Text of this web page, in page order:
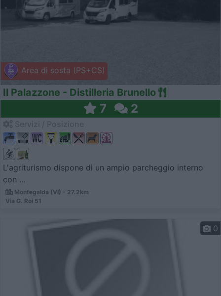
Area di sosta (PS+CS)
Il Palazzone - Distilleria Brunello
7 2
L'agriturismo dispone di un ampio parcheggio interno
con ...
Montegalda (VI) - 27.2km
Via G. Roi 51
0